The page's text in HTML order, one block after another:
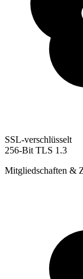
SSL-verschlüsselt
256-Bit TLS 1.3
Mitgliedschaften &